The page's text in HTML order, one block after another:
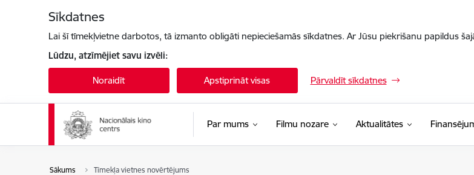
Sīkdatnes
Lai šī tīmekļvietne darbotos, tā izmanto obligāti nepieciešamās sīkdatnes. Ar Jūsu piekrišanu papildus
Lūdzu, atzīmējiet savu izvēli:
Noraidīt Apstiprināt visas Pārvaldīt sīkdatnes
Par mums Filmu nozare Aktualitātes
Sākums Tīmekļa vietnes novērtējums